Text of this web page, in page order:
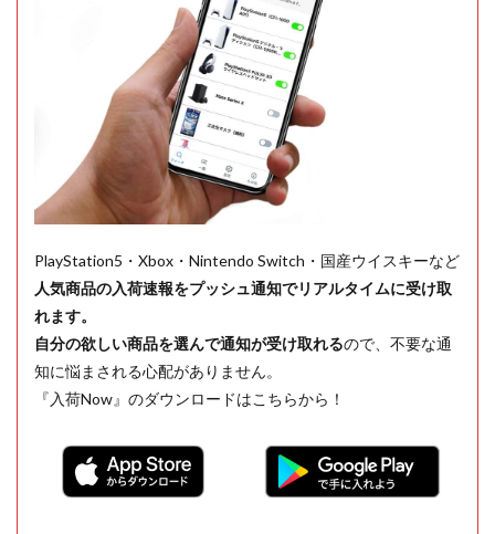
PlayStation5・Xbox・Nintendo Switch・国産ウイスキーなど
人気商品の入荷速報をプッシュ通知でリアルタイムに受け取
れます。
自分の欲しい商品を選んで通知が受け取れるので、不要な通
知に悩まされる心配がありません。
『入荷Now』のダウンロードはこちらから！